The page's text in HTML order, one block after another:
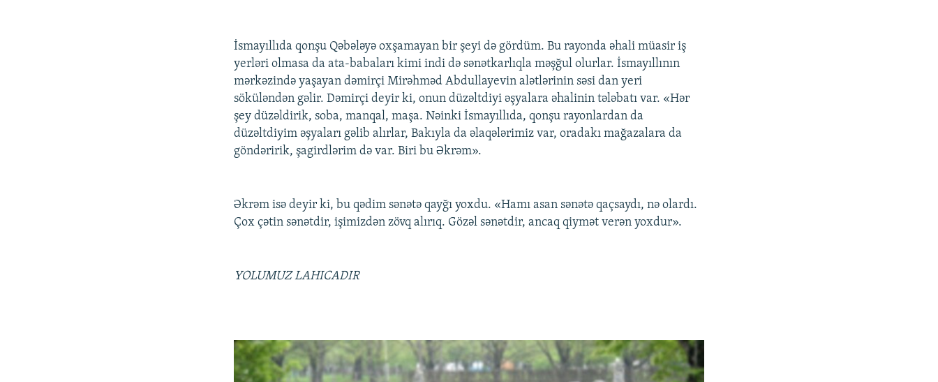
İsmayıllıda qonşu Qəbələyə oxşamayan bir şeyi də gördüm. Bu rayonda əhali müasir iş
yerləri olmasa da ata-babaları kimi indi də sənətkarlıqla məşğul olurlar. İsmayıllının
mərkəzində yaşayan dəmirçi Mirəhməd Abdullayevin alətlərinin səsi dan yeri
söküləndən gəlir. Dəmirçi deyir ki, onun düzəltdiyi əşyalara əhalinin tələbatı var. «Hər
şey düzəldirik, soba, manqal, maşa. Nəinki İsmayıllıda, qonşu rayonlardan da
düzəltdiyim əşyaları gəlib alırlar, Bakıyla da əlaqələrimiz var, oradakı mağazalara da
göndəririk, şagirdlərim də var. Biri bu Əkrəm».
Əkrəm isə deyir ki, bu qədim sənətə qayğı yoxdu. «Hamı asan sənətə qaçsaydı, nə olardı.
Çox çətin sənətdir, işimizdən zövq alırıq. Gözəl sənətdir, ancaq qiymət verən yoxdur».
YOLUMUZ LAHICADIR